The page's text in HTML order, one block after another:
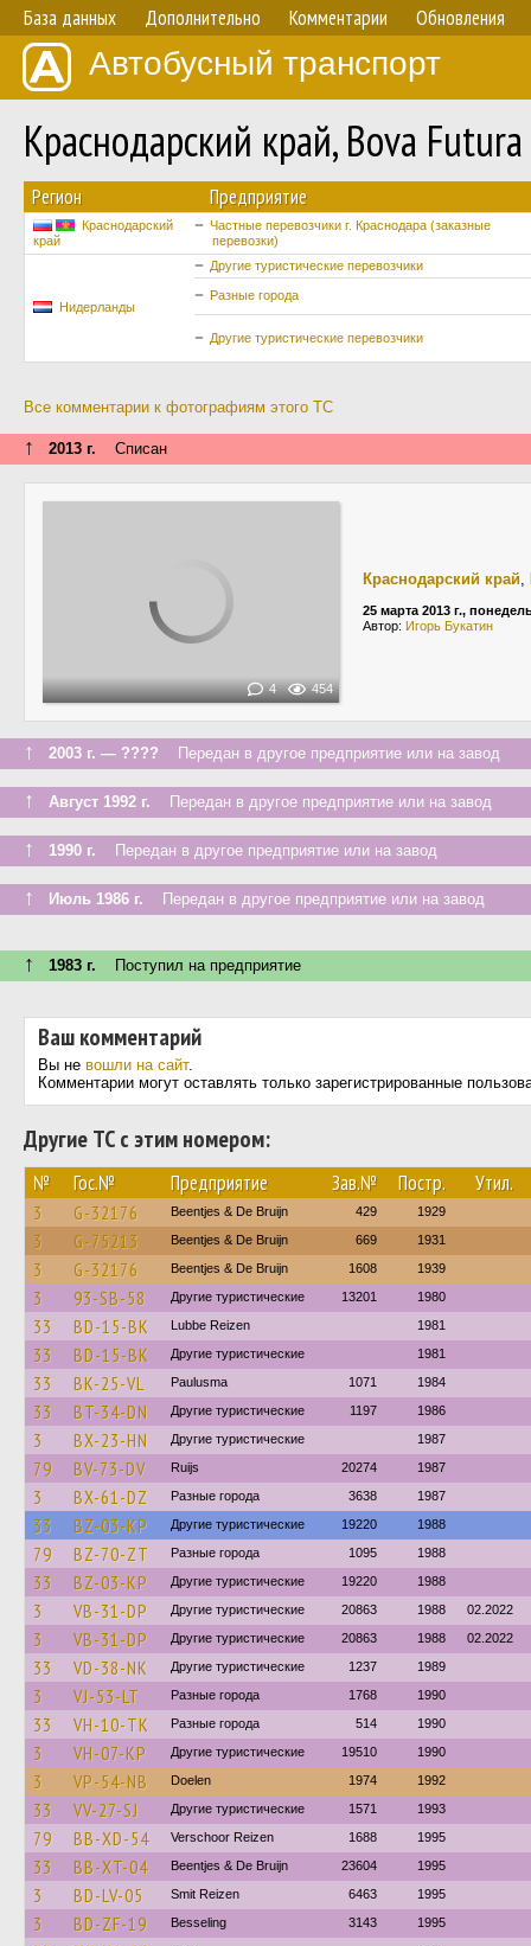
База данных Дополнительно Комментарии Обновления
Автобусный транспорт
Краснодарский край, Bova
Регион Предприятие
Краснодарский
край
Частные перевозчики г. Краснодара (заказные
перевозки)
Нидерланды
Другие туристические перевозчики
Разные города
Другие туристические перевозчики
Все комментарии к фотографиям этого ТС
↑ 2013 г. Списан
4 454
Краснодарский край,
25 марта 2013 г.,
Автор: Игорь Букатин
↑ 2003 г. — ???? Передан в другое предприятие или на завод
↑ Август 1992 г. Передан в другое предприятие или на завод
↑ 1990 г. Передан в другое предприятие или на завод
↑ Июль 1986 г. Передан в другое предприятие или на завод
↑ 1983 г. Поступил на предприятие
Ваш комментарий
Вы не вошли на сайт.
Комментарии могут оставлять только зарегистрированные
Другие ТС с этим номером:
№ Гос.№ Предприятие Зав.№ Постр. Утил.
3 G-32176 Beentjes & De Bruijn 429 1929
3 G-75213 Beentjes & De Bruijn 669 1931
3 G-32176 Beentjes & De Bruijn 1608 1939
3 93-SB-58 Другие туристические 13201 1980
33 BD-15-BK Lubbe Reizen 1981
33 BD-15-BK Другие туристические 1981
33 BK-25-VL Paulusma 1071 1984
33 BT-34-DN Другие туристические 1197 1986
3 BX-23-HN Другие туристические 1987
79 BV-73-DV Ruijs 20274 1987
3 BX-61-DZ Разные города 3638 1987
33 BZ-03-KP Другие туристические 19220 1988
79 BZ-70-ZT Разные города 1095 1988
33 BZ-03-KP Другие туристические 19220 1988
3 VB-31-DP Другие туристические 20863 1988 02.2022
3 VB-31-DP Другие туристические 20863 1988 02.2022
33 VD-38-NK Другие туристические 1237 1989
3 VJ-53-LT Разные города 1768 1990
33 VH-10-TK Разные города 514 1990
3 VH-07-KP Другие туристические 19510 1990
3 VP-54-NB Doelen 1974 1992
33 VV-27-SJ Другие туристические 1571 1993
79 BB-XD-54 Verschoor Reizen 1688 1995
33 BB-XT-04 Beentjes & De Bruijn 23604 1995
3 BD-LV-05 Smit Reizen 6463 1995
3 BD-ZF-19 Besseling 3143 1995